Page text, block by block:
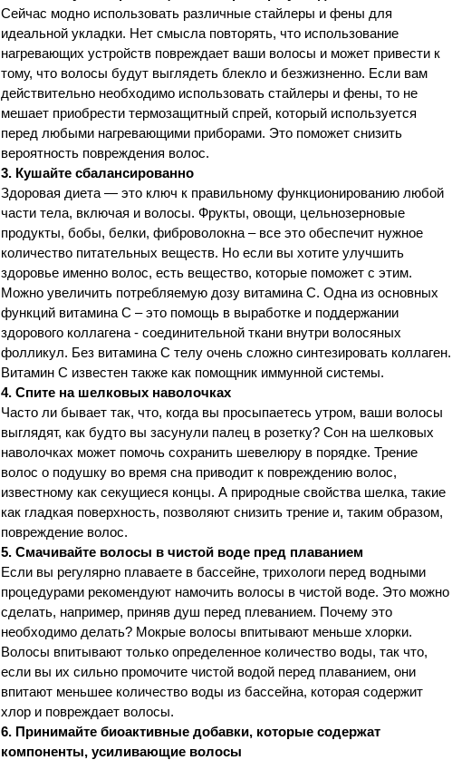
Сейчас модно использовать различные стайлеры и фены для
идеальной укладки. Нет смысла повторять, что использование
нагревающих устройств повреждает ваши волосы и может привести к
тому, что волосы будут выглядеть блекло и безжизненно. Если вам
действительно необходимо использовать стайлеры и фены, то не
мешает приобрести термозащитный спрей, который используется
перед любыми нагревающими приборами. Это поможет снизить
вероятность повреждения волос.
3. Кушайте сбалансированно
Здоровая диета — это ключ к правильному функционированию любой
части тела, включая и волосы. Фрукты, овощи, цельнозерновые
продукты, бобы, белки, фиброволокна – все это обеспечит нужное
количество питательных веществ. Но если вы хотите улучшить
здоровье именно волос, есть вещество, которые поможет с этим.
Можно увеличить потребляемую дозу витамина С. Одна из основных
функций витамина С – это помощь в выработке и поддержании
здорового коллагена - соединительной ткани внутри волосяных
фолликул. Без витамина С телу очень сложно синтезировать коллаген.
Витамин С известен также как помощник иммунной системы.
4. Спите на шелковых наволочках
Часто ли бывает так, что, когда вы просыпаетесь утром, ваши волосы
выглядят, как будто вы засунули палец в розетку? Сон на шелковых
наволочках может помочь сохранить шевелюру в порядке. Трение
волос о подушку во время сна приводит к повреждению волос,
известному как секущиеся концы. А природные свойства шелка, такие
как гладкая поверхность, позволяют снизить трение и, таким образом,
повреждение волос.
5. Смачивайте волосы в чистой воде пред плаванием
Если вы регулярно плаваете в бассейне, трихологи перед водными
процедурами рекомендуют намочить волосы в чистой воде. Это можно
сделать, например, приняв душ перед плеванием. Почему это
необходимо делать? Мокрые волосы впитывают меньше хлорки.
Волосы впитывают только определенное количество воды, так что,
если вы их сильно промочите чистой водой перед плаванием, они
впитают меньшее количество воды из бассейна, которая содержит
хлор и повреждает волосы.
6. Принимайте биоактивные добавки, которые содержат
компоненты, усиливающие волосы